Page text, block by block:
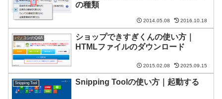
の種類
2014.05.08 2016.10.18
パソコンのQ&A
ショップできすぎくんの使い方｜
HTMLファイルのダウンロード
2015.02.08 2025.09.15
Snipping Tool Snipping Toolの使い方｜起動する